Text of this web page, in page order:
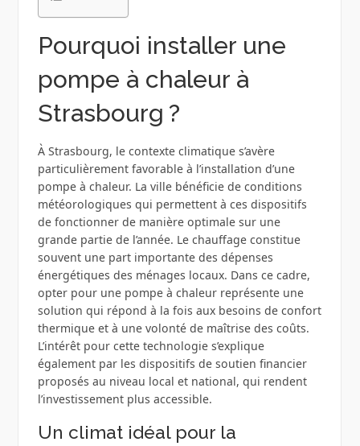
Pourquoi installer une
pompe à chaleur à
Strasbourg ?
À Strasbourg, le contexte climatique s’avère
particulièrement favorable à l’installation d’une
pompe à chaleur. La ville bénéficie de conditions
météorologiques qui permettent à ces dispositifs
de fonctionner de manière optimale sur une
grande partie de l’année. Le chauffage constitue
souvent une part importante des dépenses
énergétiques des ménages locaux. Dans ce cadre,
opter pour une pompe à chaleur représente une
solution qui répond à la fois aux besoins de confort
thermique et à une volonté de maîtrise des coûts.
L’intérêt pour cette technologie s’explique
également par les dispositifs de soutien financier
proposés au niveau local et national, qui rendent
l’investissement plus accessible.
Un climat idéal pour la